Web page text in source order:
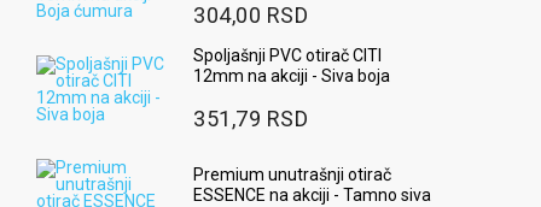
304,00 RSD
Spoljašnji PVC otirač CITI
12mm na akciji - Siva boja
351,79 RSD
Premium unutrašnji otirač
ESSENCE na akciji - Tamno siva